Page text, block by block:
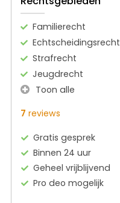
Familierecht
Echtscheidingsrecht
Strafrecht
Jeugdrecht
Toon alle
7 reviews
Gratis gesprek
Binnen 24 uur
Geheel vrijblijvend
Pro deo mogelijk